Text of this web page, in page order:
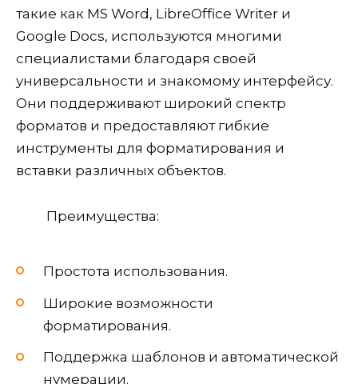
такие как MS Word, LibreOffice Writer и
Google Docs, используются многими
специалистами благодаря своей
универсальности и знакомому интерфейсу.
Они поддерживают широкий спектр
форматов и предоставляют гибкие
инструменты для форматирования и
вставки различных объектов.
Преимущества:
Простота использования.
Широкие возможности
форматирования.
Поддержка шаблонов и автоматической
нумерации.